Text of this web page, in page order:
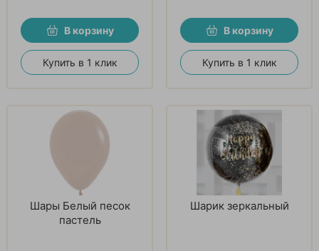
В корзину
Купить в 1 клик
В корзину
Купить в 1 клик
Шары Белый песок
пастель
Шарик зеркальный